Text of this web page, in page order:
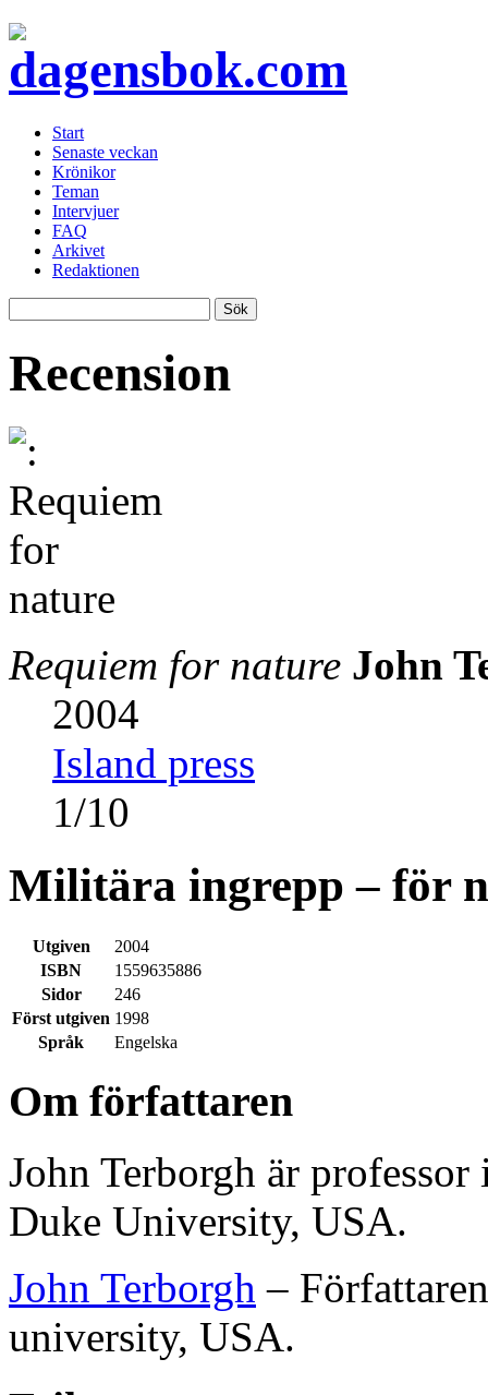
Start
Senaste veckan
Krönikor
Teman
Intervjuer
FAQ
Arkivet
Redaktionen
Recension
Requiem for nature John
2004
Island press
1/10
Militära ingrepp – för
Utgiven
2004
ISBN
1559635886
Sidor
246
Först utgiven 1998
Språk
Engelska
Om författaren
John Terborgh är
Duke University, USA.
John Terborgh –
university, USA.